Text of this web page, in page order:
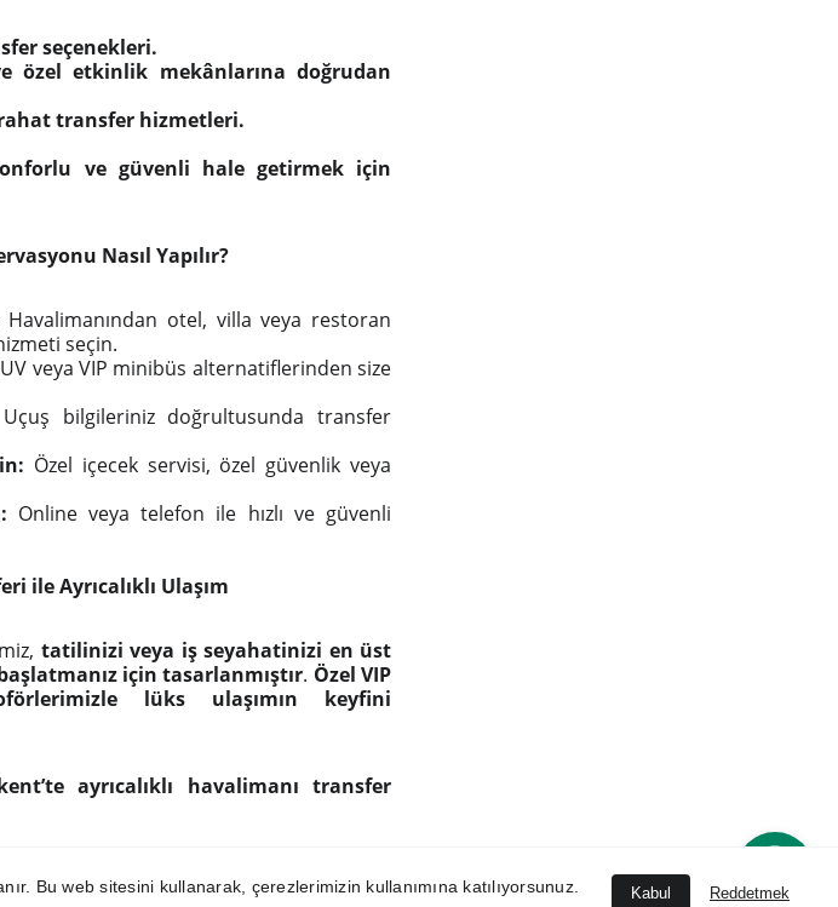
seçenekleri.
özel etkinlik mekânlarına doğrudan
transfer hizmetleri.
ve güvenli hale getirmek için
Nasıl Yapılır?
Havalimanından otel, villa veya restoran
seçin.
veya VIP minibüs alternatiflerinden size
Uçuş bilgileriniz doğrultusunda transfer
Özel içecek servisi, özel güvenlik veya
Online veya telefon ile hızlı ve güvenli
ile Ayrıcalıklı Ulaşım
tatilinizi veya iş seyahatinizi en üst
için tasarlanmıştır. Özel VIP
lüks ulaşımın keyfini
ayrıcalıklı havalimanı transfer
Bu web sitesini kullanarak, çerezlerimizin kullanımına katılıyorsunuz. Kabul Reddetmek